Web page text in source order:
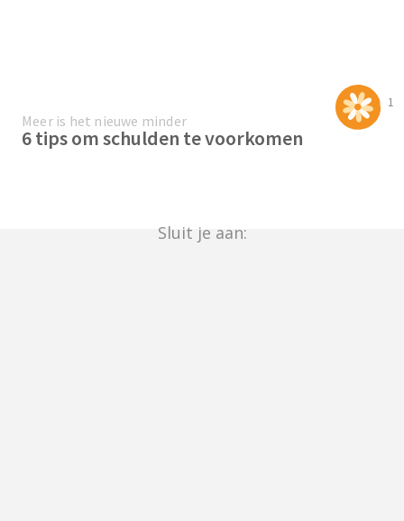
1
Meer is het nieuwe minder
6 tips om schulden te voorkomen
Sluit je aan: